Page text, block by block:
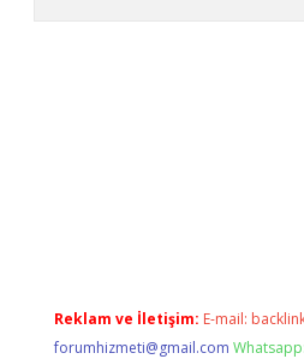
Reklam ve İletişim: E-mail:
forumhizmeti@gmail.com